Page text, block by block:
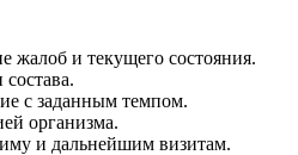
жалоб и текущего состояния.
с заданным темпом.
организма.
и дальнейшим визитам.